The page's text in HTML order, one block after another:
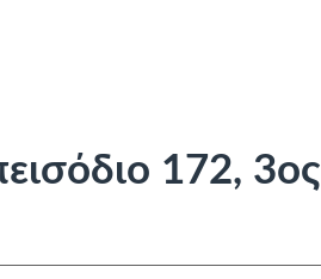
172, 3ος